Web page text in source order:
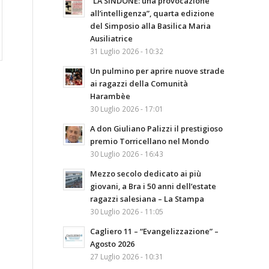
all’intelligenza”, quarta edizione
del Simposio alla Basilica Maria
Ausiliatrice
31 Luglio 2026 - 10:32
Un pulmino per aprire nuove strade
ai ragazzi della Comunità
Harambèe
30 Luglio 2026 - 17:01
A don Giuliano Palizzi il prestigioso
premio Torricellano nel Mondo
30 Luglio 2026 - 16:43
Mezzo secolo dedicato ai più
giovani, a Bra i 50 anni dell’estate
ragazzi salesiana – La Stampa
30 Luglio 2026 - 11:05
Cagliero 11 – “Evangelizzazione” –
Agosto 2026
27 Luglio 2026 - 10:31